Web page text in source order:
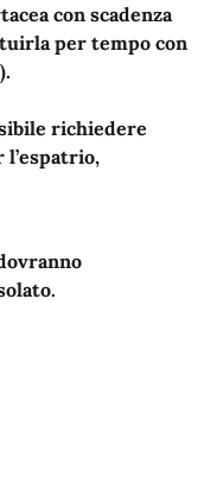
con scadenza
per tempo con
richiedere